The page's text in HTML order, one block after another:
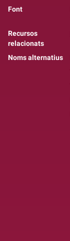
Font
Recursos
relacionats
Noms alternatius